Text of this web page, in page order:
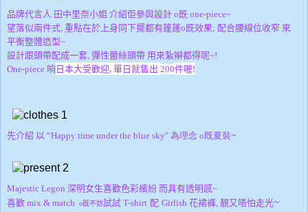
品牌代言人 田中里奈小姐 介紹佢參與設計 o既 one-piece~
望落似兩件式, 重點在於上身同下擺都有蓬蓬o既效果; 配合腰線位收窄 來
平衡整體造型~
設計跟頭帶配成一套, 彈性蕾絲頭帶 用來紮辮都得呢~!
One-piece 响 日本大受歡迎,單日就售出 200件喔!
先介紹 以 “Happy time under the blue sky" 為理念 o既夏裝~
Majestic Legon 深明女生喜歡色彩繽紛 而具有透明感~
喜歡 mix & match
o既不妨試試 T-shirt 配 Girlish 花裙褲 , 靚又唔怕走光~